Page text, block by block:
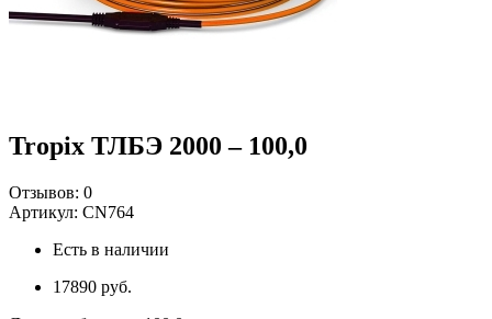
Tropix ТЛБЭ 2000 – 100,0
Отзывов: 0
Артикул: CN764
Есть в наличии
17890 руб.